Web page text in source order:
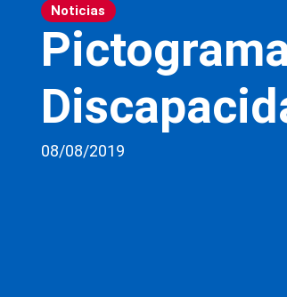
Noticias
08/08/2019